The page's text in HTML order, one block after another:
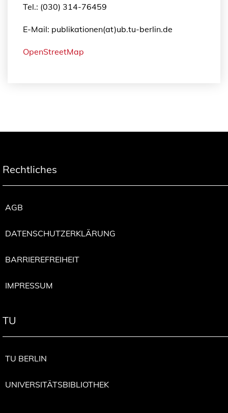
Tel.: (030) 314-76459
E-Mail: publikationen(at)ub.tu-berlin.de
OpenStreetMap
Rechtliches
AGB
DATENSCHUTZERKLÄRUNG
BARRIEREFREIHEIT
IMPRESSUM
TU
TU BERLIN
UNIVERSITÄTSBIBLIOTHEK